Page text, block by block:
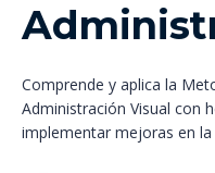
Comprende y aplica la
Administración Visual con
implementar mejoras en la